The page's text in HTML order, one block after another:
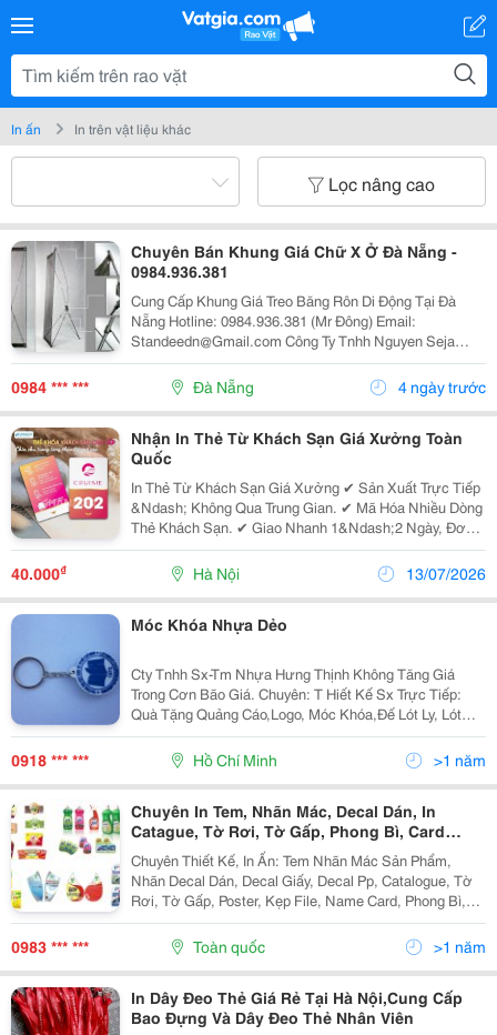
In ấn In trên vật liệu khác
Lọc nâng cao
Chuyên Bán Khung Giá Chữ X Ở Đà Nẵng -
0984.936.381
Cung Cấp Khung Giá Treo Băng Rôn Di Động Tại Đà
Nẵng Hotline: 0984.936.381 (Mr Đông) Email:
Standeedn@Gmail.com Công Ty Tnhh Nguyen Seja
Chuyên Nhập Khẩu, Sản Xuất Và Cung Cấp Thiết Bị,
Vật Tư, Phụ Kiện, Vật Phẩm, Quà Tặng Quảng Cáo Nh
0984 *** *** Đà Nẵng 4 ngày trước
Nhận In Thẻ Từ Khách Sạn Giá Xưởng Toàn
Quốc
In Thẻ Từ Khách Sạn Giá Xưởng ✔ Sản Xuất Trực Tiếp
&Ndash; Không Qua Trung Gian. ✔ Mã Hóa Nhiều Dòng
Thẻ Khách Sạn. ✔ Giao Nhanh 1&Ndash;2 Ngày, Đơn
Gấp Trong 24H. ✔ Hỗ Trợ Kỹ Thuật 24/7. ✔ Miễn Phí
Thiết Kế Và Gửi Thẻ Test. ✔ Công Nghệ Sản Xuất...
40.000₫ Hà Nội 13/07/2026
Móc Khóa Nhựa Dẻo
Cty Tnhh Sx-Tm Nhựa Hưng Thịnh Không Tăng Giá
Trong Cơn Bão Giá. Chuyên: T Hiết Kế Sx Trực Tiếp:
Quà Tặng Quảng Cáo,Logo, Móc Khóa,Đế Lót Ly, Lót
Chuột Vi Tính, Huy Hiệu, Vòng Đeo Tay, Tem-Nhãn Mác
Phục Vụ Ngành May Bằng Nhựa Dẻo Pvc&Hellip;In
0918 *** *** Hồ Chí Minh >1 năm
Chuyên In Tem, Nhãn Mác, Decal Dán, In
Catague, Tờ Rơi, Tờ Gấp, Phong Bì, Card
Visid,...
Chuyên Thiết Kế, In Ấn: Tem Nhãn Mác Sản Phẩm,
Nhãn Decal Dán, Decal Giấy, Decal Pp, Catalogue, Tờ
Rơi, Tờ Gấp, Poster, Kẹp File, Name Card, Phong Bì,
Tiêu Đề Thư, Phiếu Xuất Kho,Thẻ Voucher,.... In Ấn
Chuyên Nghiệp, Giá Sản Xuất Rẻ Nhất Thị...
0983 *** *** Toàn quốc >1 năm
In Dây Đeo Thẻ Giá Rẻ Tại Hà Nội,Cung Cấp
Bao Đựng Và Dây Đeo Thẻ Nhân Viên